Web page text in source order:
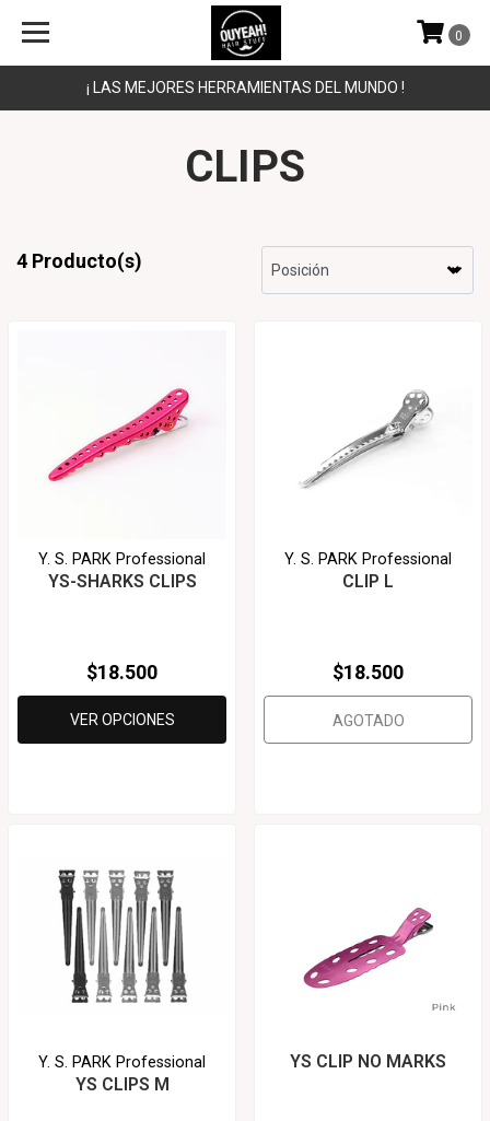
¡ LAS MEJORES HERRAMIENTAS DEL MUNDO !
0
CLIPS
4 Producto(s)
Y. S. PARK Professional
YS-SHARKS CLIPS
$18.500
VER OPCIONES
Y. S. PARK Professional
CLIP L
$18.500
AGOTADO
Y. S. PARK Professional
YS CLIPS M
YS CLIP NO MARKS